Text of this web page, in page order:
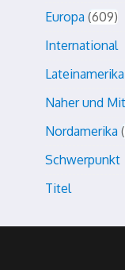
Europa 609
International
Naher und
Nordamerika
Schwerpunkt
Titel